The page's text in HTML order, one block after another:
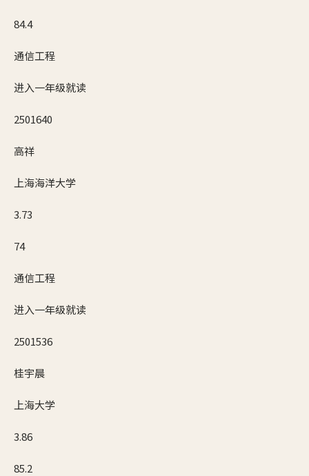
84.4
通信工程
进入一年级就读
2501640
高祥
上海海洋大学
3.73
74
通信工程
进入一年级就读
2501536
桂宇晨
上海大学
3.86
85.2